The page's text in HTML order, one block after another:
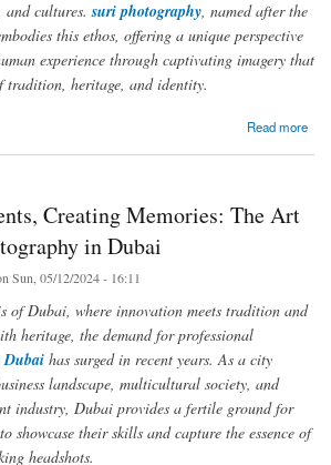
cultures. suri photography , named after the
this ethos, offering a unique perspective
experience through captivating imagery that
tradition, heritage, and identity.
Read more
the Essence of Culture and Tradition Through the Lens
Creating Memories: The Art
in Dubai
Sun, 05/12/2024 - 16:11
of Dubai, where innovation meets tradition and
heritage, the demand for professional
Dubai has surged in recent years. As a city
landscape, multicultural society, and
industry, Dubai provides a fertile ground for
showcase their skills and capture the essence of
headshots.